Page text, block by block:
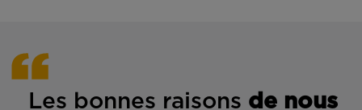
Les bonnes raisons de nous